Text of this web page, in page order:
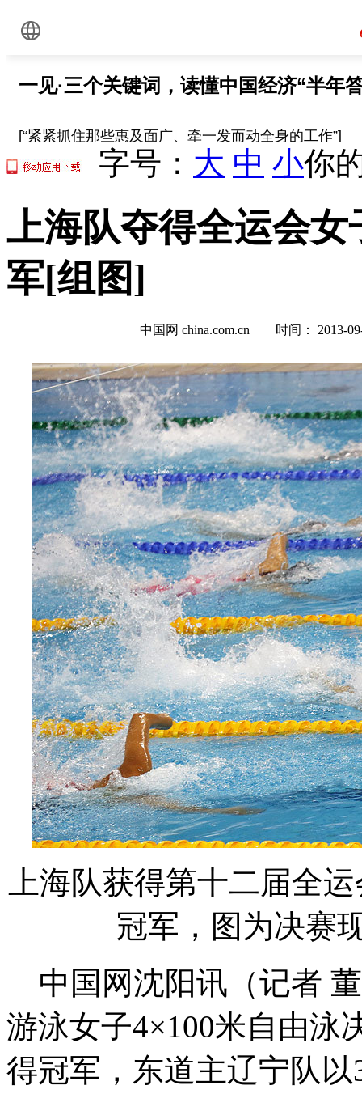
字号： 大 中 小你
上海队夺得全运会女
军[组图]
中国网 china.com.cn 时间：
上海队获得第十二届全
冠军，图为决赛
中国网沈阳讯（记者
游泳女子4×100米自由泳
得冠军，东道主辽宁队